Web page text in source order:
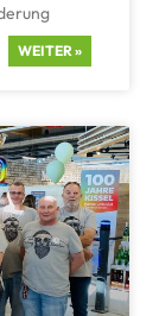
WEITER »